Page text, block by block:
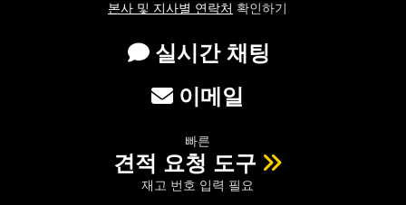
본사 및 지사별 연락처 확인하기
실시간 채팅
이메일
빠른
견적 요청 도구
재고 번호 입력 필요